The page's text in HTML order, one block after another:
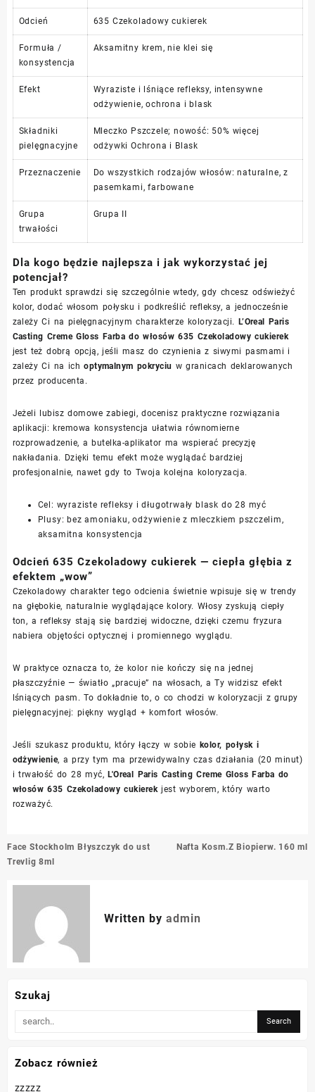
Odcień 635 Czekoladowy cukierek
Formuła /
konsystencja
Aksamitny krem, nie klei się
Efekt
Wyraziste i lśniące refleksy, intensywne
odżywienie, ochrona i blask
Składniki
pielęgnacyjne
Mleczko Pszczele; nowość: 50% więcej
odżywki Ochrona i Blask
Przeznaczenie
Do wszystkich rodzajów włosów: naturalne, z
pasemkami, farbowane
Grupa
trwałości
Grupa II
Dla kogo będzie najlepsza i jak wykorzystać jej
potencjał?
Ten produkt sprawdzi się szczególnie wtedy, gdy chcesz odświeżyć
kolor, dodać włosom połysku i podkreślić refleksy, a jednocześnie
zależy Ci na pielęgnacyjnym charakterze koloryzacji. L’Oreal Paris
Casting Creme Gloss Farba do włosów 635 Czekoladowy cukierek
jest też dobrą opcją, jeśli masz do czynienia z siwymi pasmami i
zależy Ci na ichoptymalnym pokryciu w granicach deklarowanych
przez producenta.
Jeżeli lubisz domowe zabiegi, docenisz praktyczne rozwiązania
aplikacji: kremowa konsystencja ułatwia równomierne
rozprowadzenie, a butelka-aplikator ma wspierać precyzję
nakładania. Dzięki temu efekt może wyglądać bardziej
profesjonalnie, nawet gdy to Twoja kolejna koloryzacja.
Cel: wyraziste refleksy i długotrwały blask do 28 myć
Plusy: bez amoniaku, odżywienie z mleczkiem pszczelim,
aksamitna konsystencja
Odcień 635 Czekoladowy cukierek — ciepła głębia z
efektem „wow”
Czekoladowy charakter tego odcienia świetnie wpisuje się w trendy
na głębokie, naturalnie wyglądające kolory. Włosy zyskują ciepły
ton, a refleksy stają się bardziej widoczne, dzięki czemu fryzura
nabiera objętości optycznej i promiennego wyglądu.
W praktyce oznacza to, że kolor nie kończy się na jednej
płaszczyźnie — światło „pracuje” na włosach, a Ty widzisz efekt
lśniących pasm. To dokładnie to, o co chodzi w koloryzacji z grupy
pielęgnacyjnej: piękny wygląd + komfort włosów.
Jeśli szukasz produktu, który łączy w sobie kolor, połysk i
odżywienie, a przy tym ma przewidywalny czas działania (20 minut)
i trwałość do 28 myć,L'Oreal Paris Casting Creme Gloss Farba do
włosów 635 Czekoladowy cukierek jest wyborem, który warto
rozważyć.
Nawigacja
wpisu
Face Stockholm Błyszczyk do ust
Trevlig 8ml
Nafta Kosm.Z Biopierw. 160 ml
Written by admin
Szukaj
Zobacz również
zzzzz